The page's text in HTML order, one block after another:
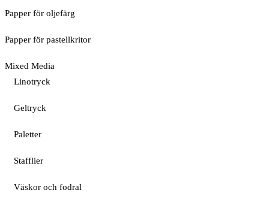
Papper för oljefärg
Papper för pastellkritor
Mixed Media
Linotryck
Geltryck
Paletter
Stafflier
Väskor och fodral